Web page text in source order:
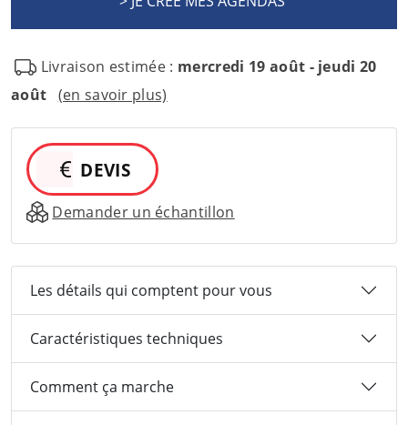
Livraison estimée : mercredi 19 août - jeudi 20
août (en savoir plus)
DEVIS
Demander un échantillon
Les détails qui comptent pour vous
Caractéristiques techniques
Comment ça marche